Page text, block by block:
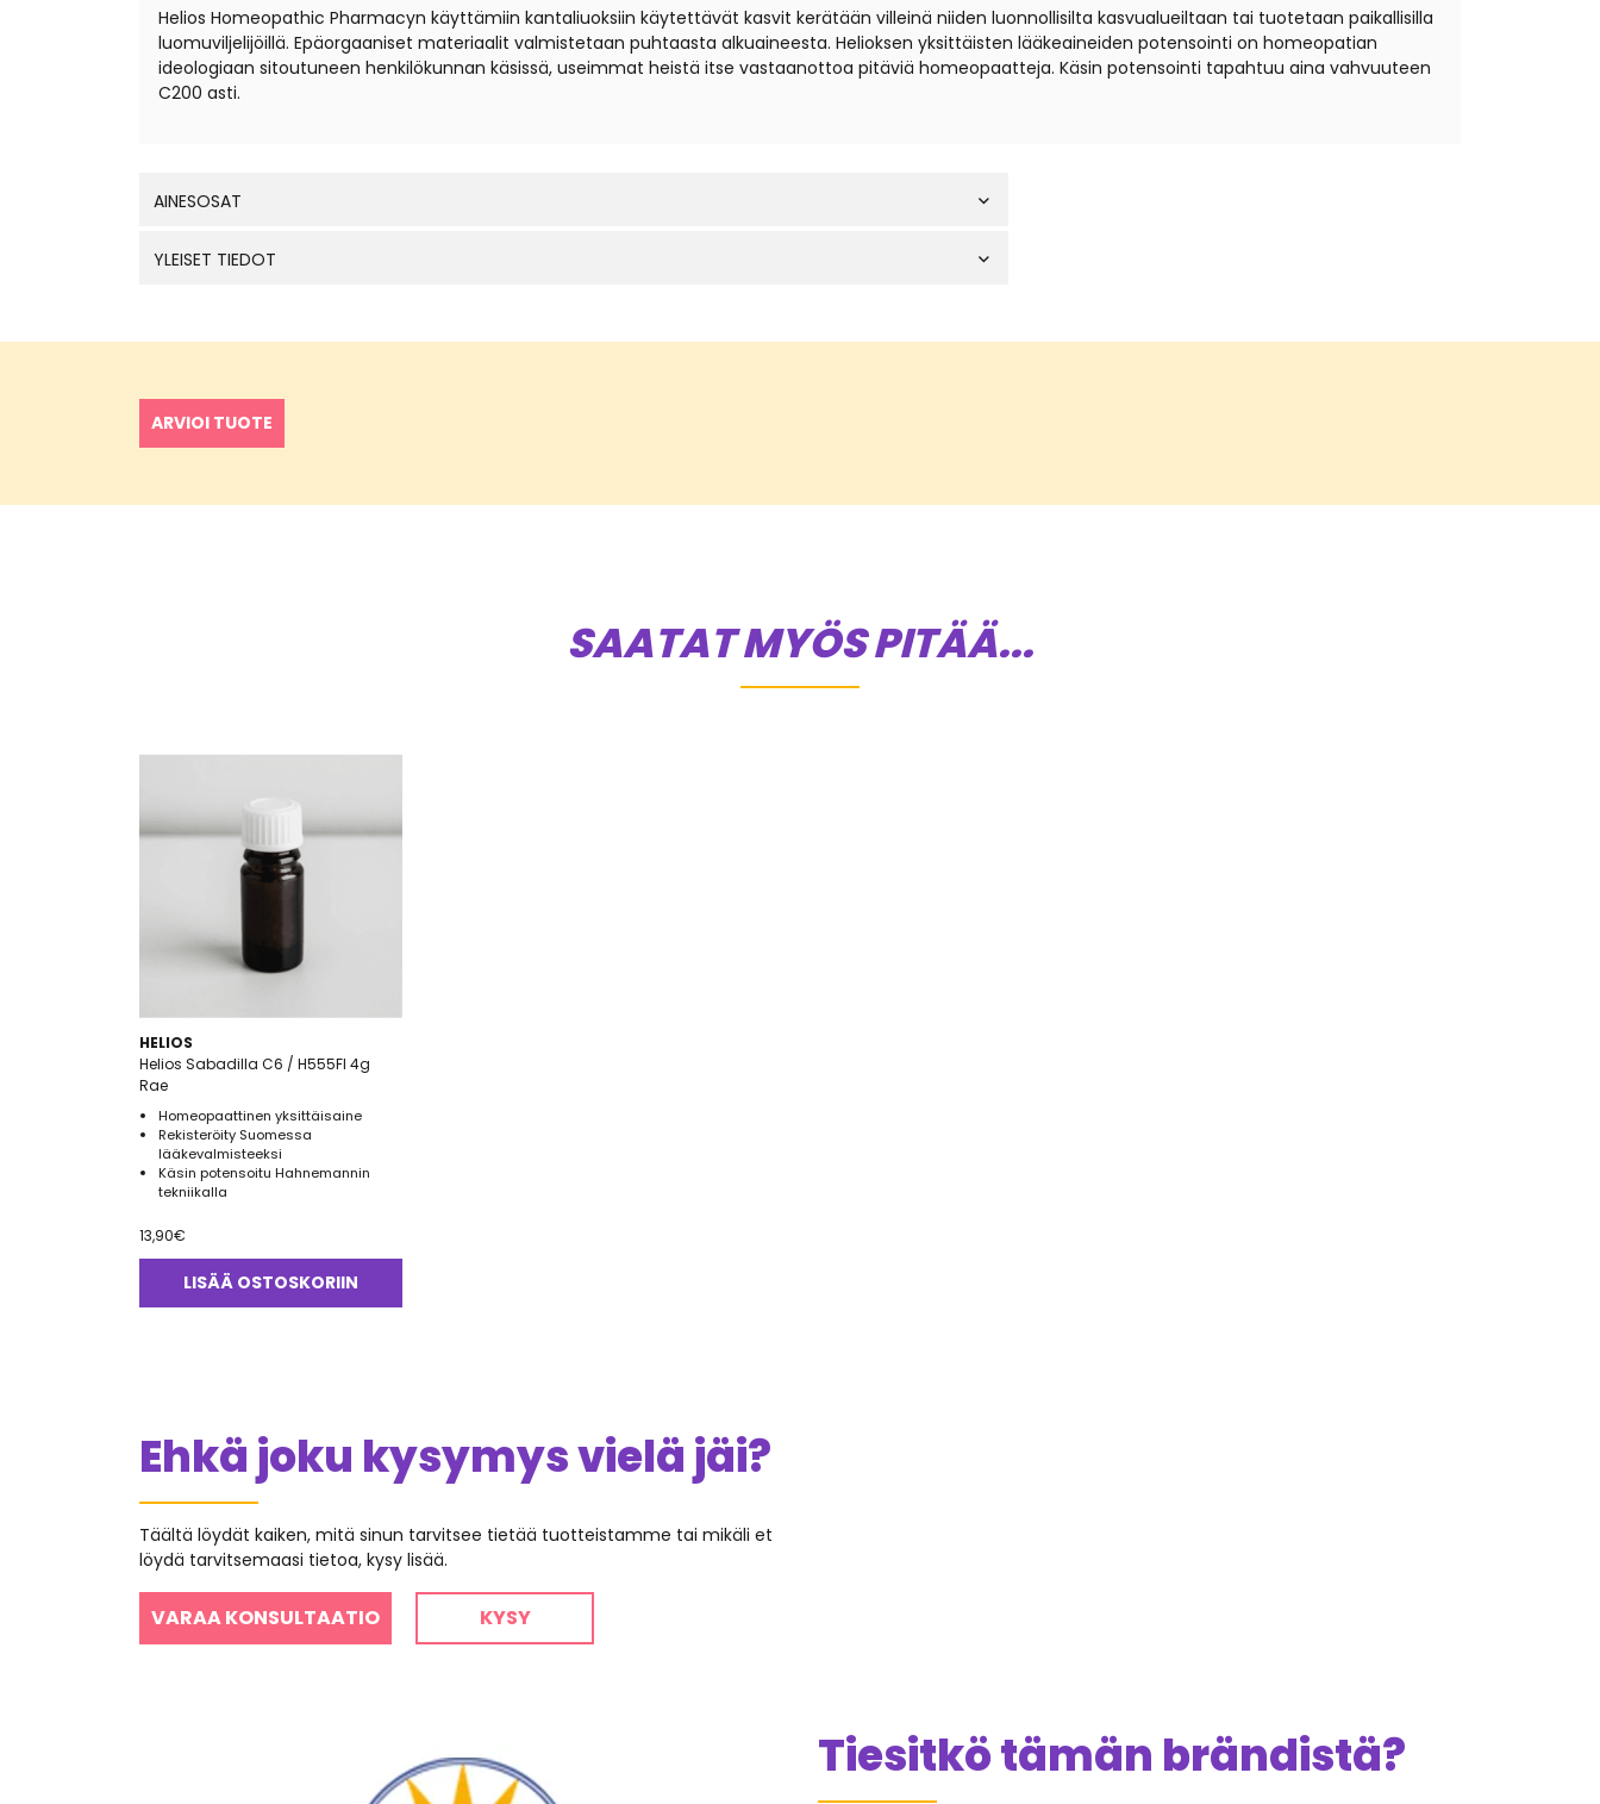
Helios Homeopathic Pharmacyn käyttämiin kantaliuoksiin käytettävät kasvit kerätään villeinä niiden luonnollisilta kasvualueiltaan tai tuotetaan paikallisilla
luomuviljelijöillä. Epäorgaaniset materiaalit valmistetaan puhtaasta alkuaineesta. Helioksen yksittäisten lääkeaineiden potensointi on homeopatian
ideologiaan sitoutuneen henkilökunnan käsissä, useimmat heistä itse vastaanottoa pitäviä homeopaatteja. Käsin potensointi tapahtuu aina vahvuuteen
C200 asti.
AINESOSAT
YLEISET TIEDOT
ARVIOI TUOTE
SAATAT MYÖS PITÄÄ...
HELIOS
Helios Sabadilla C6 / H555FI 4g
Rae
Homeopaattinen yksittäisaine
Rekisteröity Suomessa
lääkevalmisteeksi
Käsin potensoitu Hahnemannin
tekniikalla
13,90€
LISÄÄ OSTOSKORIIN
Ehkä joku kysymys vielä jäi?
Täältä löydät kaiken, mitä sinun tarvitsee tietää tuotteistamme tai mikäli et
löydä tarvitsemaasi tietoa, kysy lisää.
VARAA KONSULTAATIO KYSY
Tiesitkö tämän brändistä?